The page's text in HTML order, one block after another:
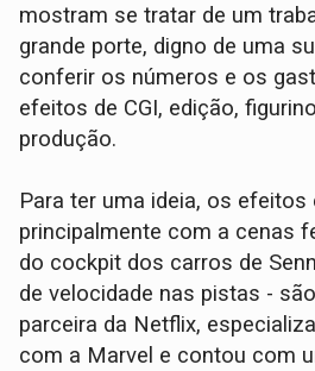
mostram se tratar de um
grande porte, digno de uma
conferir os números e os
efeitos de CGI, edição,
produção.
Para ter uma ideia, os efeitos
principalmente com a cenas
do cockpit dos carros de
de velocidade nas pistas -
parceira da Netflix,
com a Marvel e contou com